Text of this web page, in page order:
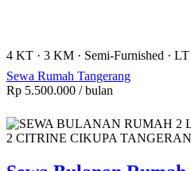
4 KT · 3 KM · Semi-Furnished · LT
Sewa Rumah Tangerang
Rp 5.500.000 / bulan